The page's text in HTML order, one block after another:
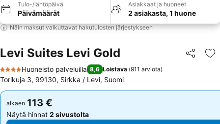
Tulo-/lähtöpäivä
Päivämäärät
Asiakkaat ja huoneet
2 asiakasta, 1 huone
Näin maksut vaikuttavat hakutulosten järjestykseen
Levi Suites Levi Gold Jaa
4 Tähtiluokitus
Huoneisto palveluilla 8,6 Loistava (911 arviota)
Torikuja 3, 99130, Sirkka / Levi, Suomi
alkaen 113 €
Näytä hinnat 2 sivustolta
alkaen 113 €
Näytä hinnat 2 sivustolta